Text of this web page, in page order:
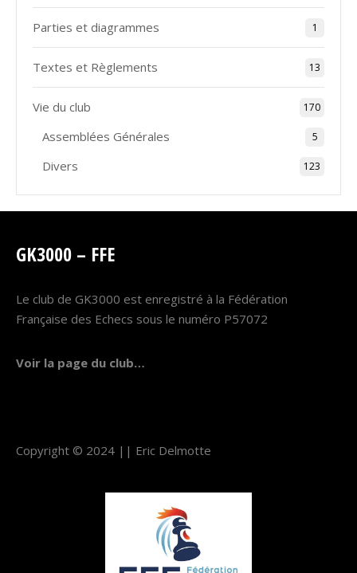
Parties et diagrammes 1
Textes et Règlements 13
Vie du club 170
Assemblées Générales 5
Divers 123
GK3000 – FFE
Le club de GK3000 est enregistré à la Fédération
Française des Echecs sous le numéro P57072
Voir la page du club…
Copyright © 2024 || Eric Delmotte